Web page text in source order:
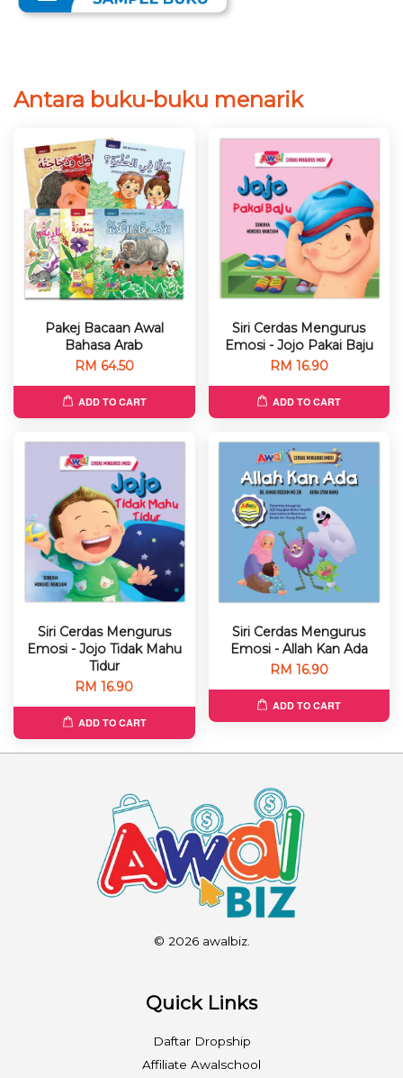
Antara buku-buku menarik
Pakej Bacaan Awal
Bahasa Arab
RM 64.50
ADD TO CART
Siri Cerdas Mengurus
Emosi - Jojo Pakai Baju
RM 16.90
ADD TO CART
Siri Cerdas Mengurus
Emosi - Jojo Tidak Mahu
Tidur
RM 16.90
ADD TO CART
Siri Cerdas Mengurus
Emosi - Allah Kan Ada
RM 16.90
ADD TO CART
© 2026 awalbiz.
Quick Links
Daftar Dropship
Affiliate Awalschool